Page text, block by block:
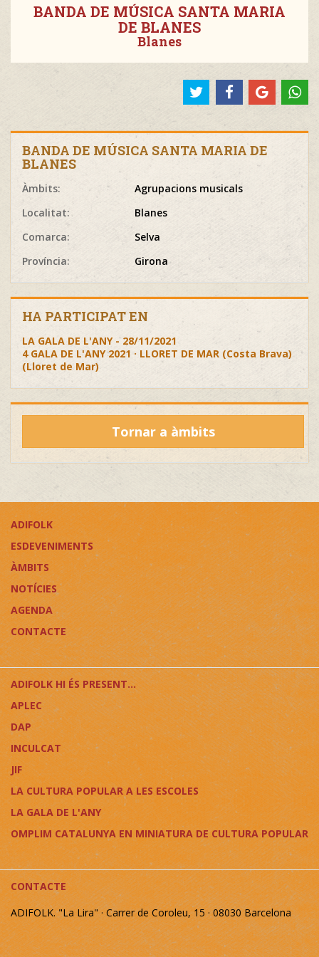
BANDA DE MÚSICA SANTA MARIA
DE BLANES
Blanes
BANDA DE MÚSICA SANTA MARIA DE
BLANES
Àmbits:
Agrupacions musicals
Localitat:
Blanes
Comarca:
Selva
Província:
Girona
HA PARTICIPAT EN
LA GALA DE L'ANY - 28/11/2021
4 GALA DE L'ANY 2021 · LLORET DE MAR (Costa Brava)
(Lloret de Mar)
Tornar a àmbits
ADIFOLK
ESDEVENIMENTS
ÀMBITS
NOTÍCIES
AGENDA
CONTACTE
ADIFOLK HI ÉS PRESENT...
APLEC
DAP
INCULCAT
JIF
LA CULTURA POPULAR A LES ESCOLES
LA GALA DE L'ANY
OMPLIM CATALUNYA EN MINIATURA DE CULTURA POPULAR
CONTACTE
ADIFOLK. "La Lira" · Carrer de Coroleu, 15 · 08030 Barcelona